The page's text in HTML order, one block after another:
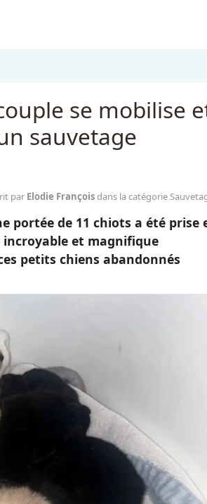
se mobilise
sauvetage
par Elodie Françoisdans la catégorie
portée de 11 chiots a été prise
incroyable et magnifique
petits chiens abandonnés